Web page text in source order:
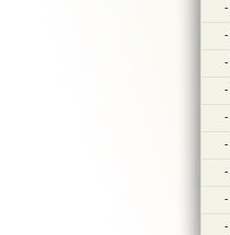
-
-
-
-
-
-
-
-
-